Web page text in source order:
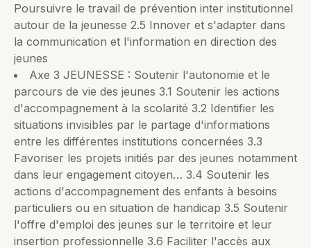
Poursuivre le travail de prévention inter institutionnel
autour de la jeunesse 2.5 Innover et s'adapter dans
la communication et l'information en direction des
jeunes
Axe 3 JEUNESSE : Soutenir l'autonomie et le
parcours de vie des jeunes 3.1 Soutenir les actions
d'accompagnement à la scolarité 3.2 Identifier les
situations invisibles par le partage d'informations
entre les différentes institutions concernées 3.3
Favoriser les projets initiés par des jeunes notamment
dans leur engagement citoyen… 3.4 Soutenir les
actions d'accompagnement des enfants à besoins
particuliers ou en situation de handicap 3.5 Soutenir
l'offre d'emploi des jeunes sur le territoire et leur
insertion professionnelle 3.6 Faciliter l'accès aux